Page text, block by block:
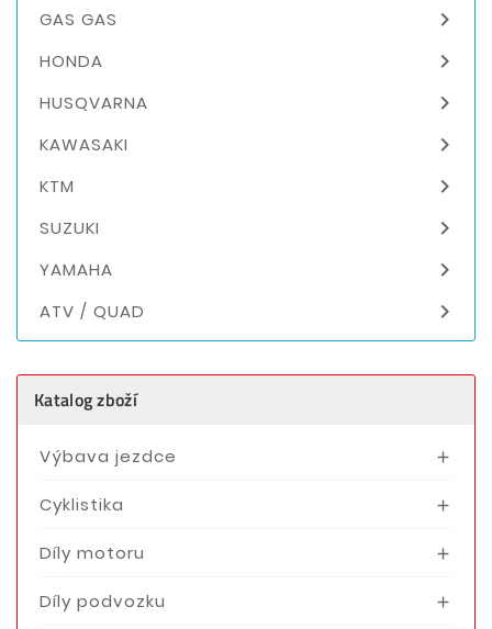
GAS GAS 
HONDA 
HUSQVARNA 
KAWASAKI 
KTM 
SUZUKI 
YAMAHA 
ATV / QUAD 
Katalog zboží
Výbava jezdce 
Cyklistika 
Díly motoru 
Díly podvozku 